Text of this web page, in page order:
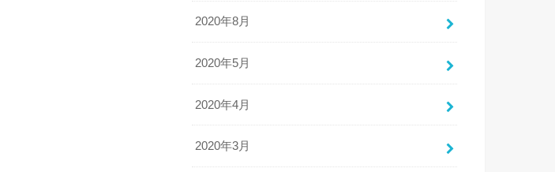
2020年8月
2020年5月
2020年4月
2020年3月